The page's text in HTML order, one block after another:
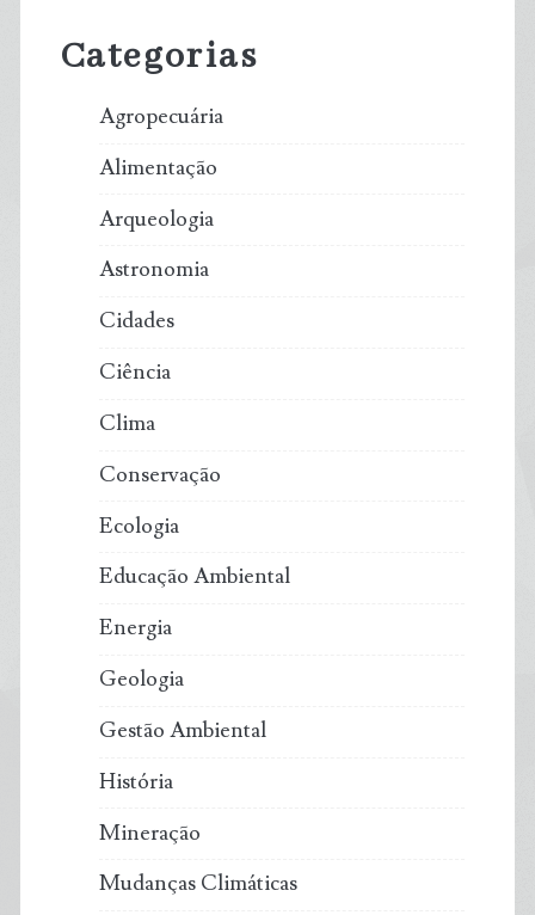
Categorias
Agropecuária
Alimentação
Arqueologia
Astronomia
Cidades
Ciência
Clima
Conservação
Ecologia
Educação Ambiental
Energia
Geologia
Gestão Ambiental
História
Mineração
Mudanças Climáticas